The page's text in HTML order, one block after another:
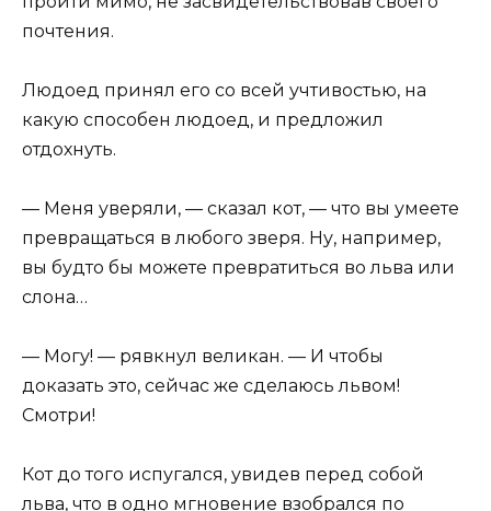
почтения.
Людоед принял его со всей учтивостью, на
какую способен людоед, и предложил
отдохнуть.
— Меня уверяли, — сказал кот, — что вы умеете
превращаться в любого зверя. Ну, например,
вы будто бы можете превратиться во льва или
слона…
— Могу! — рявкнул великан. — И чтобы
доказать это, сейчас же сделаюсь львом!
Смотри!
Кот до того испугался, увидев перед собой
льва, что в одно мгновение взобрался по